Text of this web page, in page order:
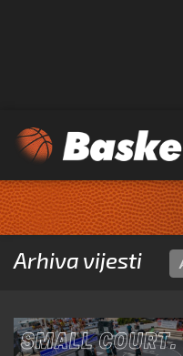
Arhiva vijesti